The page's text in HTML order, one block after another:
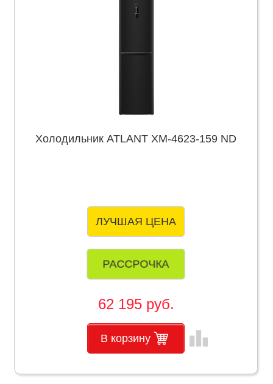
Холодильник ATLANT ХМ-4623-159 ND
ЛУЧШАЯ ЦЕНА
РАССРОЧКА
62 195 руб.
В корзину leaderboard